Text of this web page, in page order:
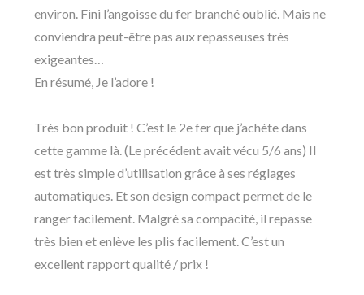
environ. Fini l’angoisse du fer branché oublié. Mais ne
conviendra peut-être pas aux repasseuses très
exigeantes…
En résumé, Je l’adore !
Très bon produit ! C’est le 2e fer que j’achète dans
cette gamme là. (Le précédent avait vécu 5/6 ans) Il
est très simple d’utilisation grâce à ses réglages
automatiques. Et son design compact permet de le
ranger facilement. Malgré sa compacité, il repasse
très bien et enlève les plis facilement. C’est un
excellent rapport qualité / prix !